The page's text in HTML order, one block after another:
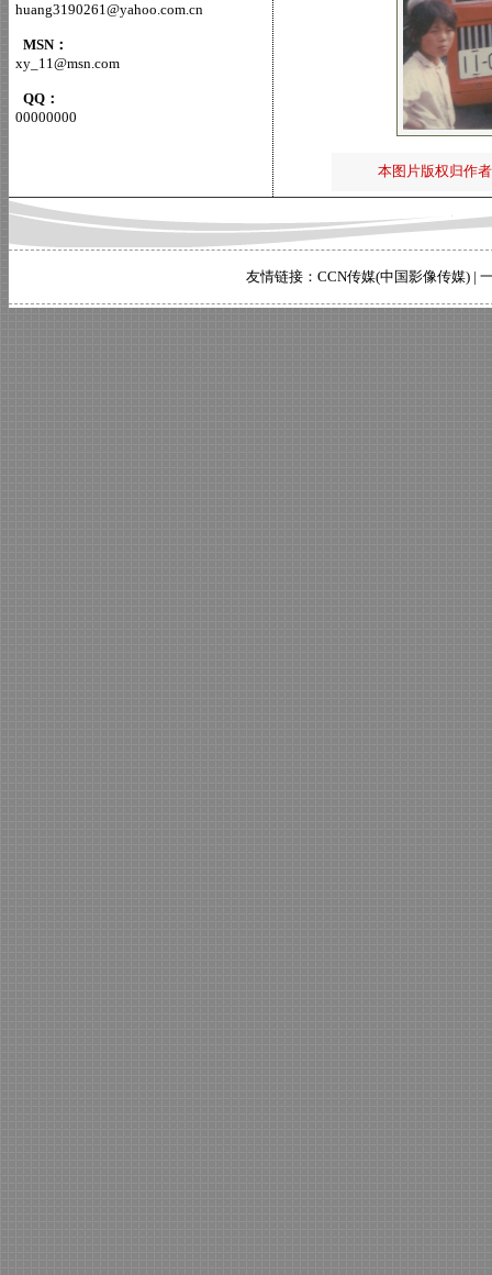
huang3190261@yahoo.com.cn
MSN：
xy_11@msn.com
QQ：
00000000
本图片版权归作
友情链接： CCN传媒(中国影像传媒) |